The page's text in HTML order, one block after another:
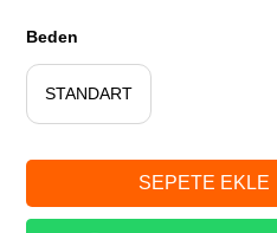
Beden
STANDART